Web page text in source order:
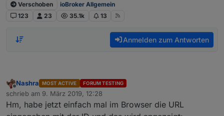
Verschoben
ioBroker Allgemein
123
23 35.1k 13
Anmelden zum Antworten
Offline
Nashra MOST ACTIVE FORUM TESTING
schrieb am 9. März 2019, 12:28
zuletzt editiert von
Hm, habe jetzt einfach mal im Browser die URL